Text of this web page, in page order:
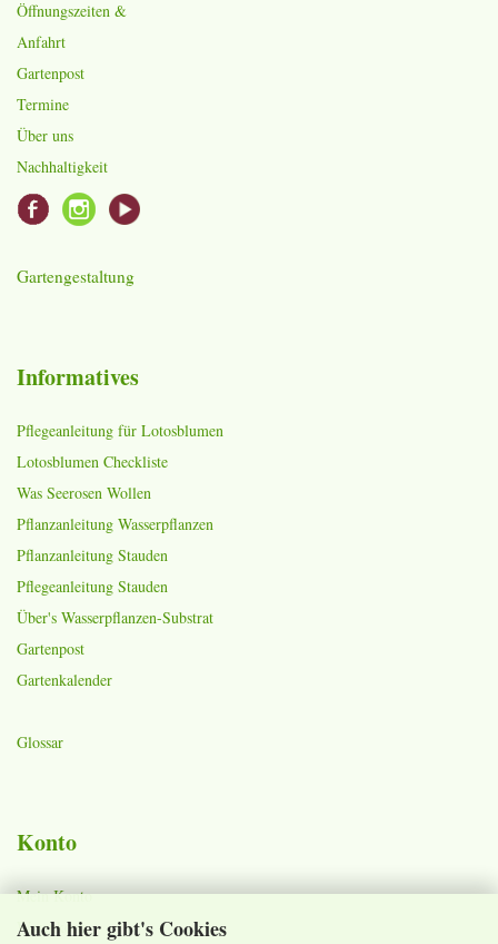
Auch hier gibt's Cookies
Öffnungszeiten &
Anfahrt
Gartenpost
Termine
Über uns
Nachhaltigkeit
Gartengestaltung
Informatives
Pflegeanleitung für Lotosblumen
Lotosblumen Checkliste
Was Seerosen Wollen
Pflanzanleitung Wasserpflanzen
Pflanzanleitung Stauden
Pflegeanleitung Stauden
Über's Wasserpflanzen-Substrat
Gartenpost
Gartenkalender
Glossar
Konto
Mein Konto
Warenkorb